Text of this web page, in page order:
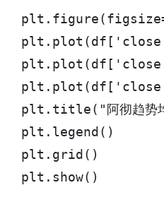
plt.title("阿彻趋势均
plt.legend()
plt.grid()
plt.show()